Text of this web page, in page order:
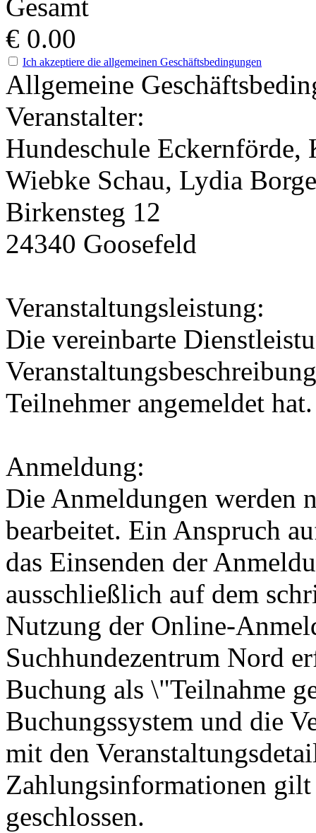
Gesamt
€ 0.00
Ich akzeptiere die allgemeinen Geschäftsbedingungen
Allgemeine
Veranstalter:
Hundeschule Eckernförde,
Wiebke Schau, Lydia
Birkensteg 12
24340 Goosefeld
Veranstaltungsleistung:
Die vereinbarte
Teilnehmer angemeldet hat.
Anmeldung:
Die Anmeldungen werden
bearbeitet. Ein Anspruch
das Einsenden der
ausschließlich auf dem
Nutzung der Online-
Suchhundezentrum Nord
Buchung als \"Teilnahme
Buchungssystem und die
mit den
Zahlungsinformationen
geschlossen.